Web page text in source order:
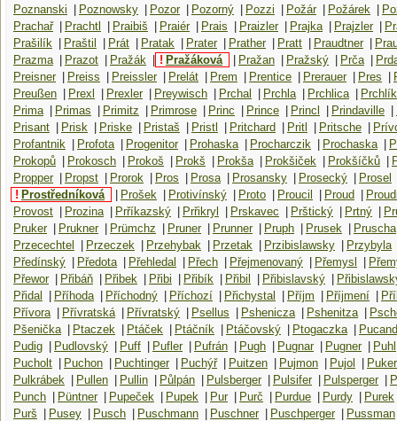
Poznanski | Poznowsky | Pozor | Pozorný | Pozzi | Požár | Požárek |
Prachař | Prachtl | Praibiš | Praiér | Prais | Praizler | Prajka | Prajzler |
Prašilík | Praštil | Prát | Pratak | Prater | Prather | Pratt | Praudtner |
Prazma | Prazot | Pražák | ! Pražáková | Pražan | Pražský | Prča |
Preisner | Preiss | Preissler | Prelát | Prem | Prentice | Prerauer | Pres |
Preußen | Prexl | Prexler | Preywisch | Prchal | Prchla | Prchlica | Prchlík
Prima | Primas | Primitz | Primrose | Princ | Prince | Princl | Prindaville |
Prisant | Prisk | Priske | Pristaš | Pristl | Pritchard | Pritl | Pritsche |
Profantnik | Profota | Progenitor | Prohaska | Procharczik | Prochaska |
Prokopů | Prokosch | Prokoš | Prokš | Prokša | Prokšiček | Prokšíčků |
Propper | Propst | Prorok | Pros | Prosa | Prosansky | Prosecký | Prosel
! Prostředníková | Prošek | Protivínský | Proto | Proucil | Proud |
Provost | Prozina | Prříkazský | Prřikryl | Prskavec | Prštický | Prtný |
Pruker | Prukner | Prümchz | Pruner | Prunner | Pruph | Prusek | Pruscha
Przecechtel | Przeczek | Przehybak | Przetak | Przibislawsky | Przybyla
Předínský | Předota | Přehledal | Přech | Přejmenovaný | Přemysl |
Přewor | Přibáň | Přibek | Přibi | Přibík | Přibil | Přibislavský |
Přidal | Příhoda | Příchodný | Příchozí | Přichystal | Příjm | Příjmení |
Přívora | Přívratská | Přívratský | Psellus | Pshenicza | Pshenitza |
Pšenička | Ptaczek | Ptáček | Ptáčník | Ptáčovský | Ptogaczka |
Pudig | Pudlovský | Puff | Pufler | Pufrán | Pugh | Pugnar | Pugner | Puhl
Pucholt | Puchon | Puchtinger | Puchýř | Puitzen | Pujmon | Pujol | Puker
Pulkrábek | Pullen | Pullin | Půlpán | Pulsberger | Pulsifer | Pulsperger |
Punch | Püntner | Pupeček | Pupek | Pur | Purč | Purdue | Purdy | Purek
Purš | Pusey | Pusch | Puschmann | Puschner | Puschperger | Pussman